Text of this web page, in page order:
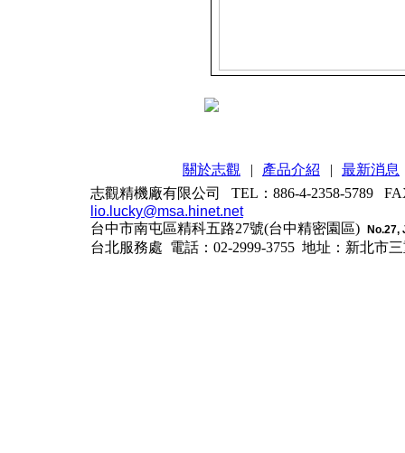
關於志觀 | 產品介紹 |
最新消息
志觀精機廠有限公司 TEL：886-4-2358-5789
lio.lucky@msa.hinet.net
台中市南屯區精科五路27號(台中精密園區)
No.27,
台北服務處 電話：02-2999-3755 地址：新北市